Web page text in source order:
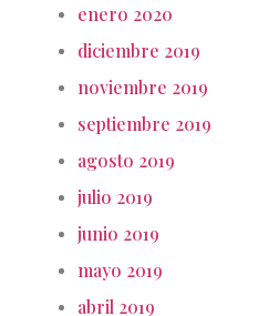
enero 2020
diciembre 2019
noviembre 2019
septiembre 2019
agosto 2019
julio 2019
junio 2019
mayo 2019
abril 2019